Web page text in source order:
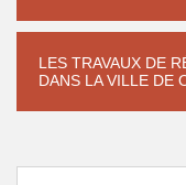
LES TRAVAUX DE
DANS LA VILLE DE